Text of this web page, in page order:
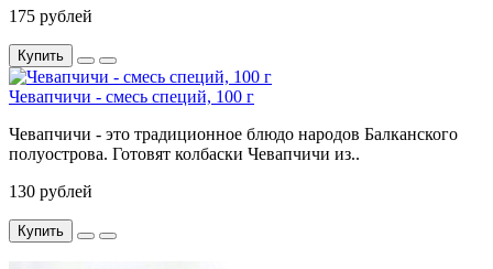
175 рублей
Купить
Чевапчичи - смесь специй, 100 г
Чевапчичи - это традиционное блюдо народов Балканского
полуострова. Готовят колбаски Чевапчичи из..
130 рублей
Купить